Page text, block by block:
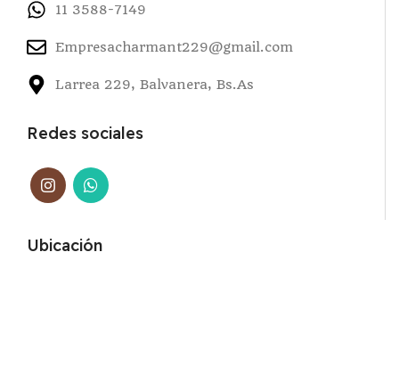
11 3588-7149
Empresacharmant229@gmail.com
Larrea 229, Balvanera, Bs.As
Redes sociales
Ubicación